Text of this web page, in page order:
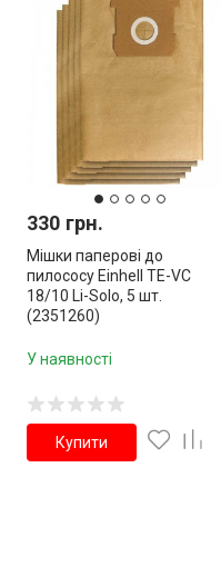
330 грн.
Мішки паперові до
пилососу Einhell TE-VC
18/10 Li-Solo, 5 шт.
(2351260)
У наявності
Купити